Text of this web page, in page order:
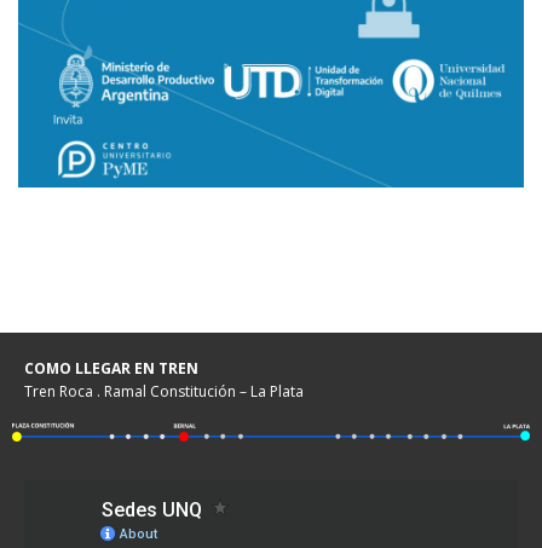
COMO LLEGAR EN TREN
Tren Roca . Ramal Constitución – La Plata